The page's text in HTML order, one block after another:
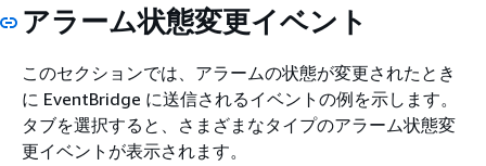
アラーム状態変更イベント
このセクションでは、アラームの状態が変更されたとき
に EventBridge に送信されるイベントの例を示します。
タブを選択すると、さまざまなタイプのアラーム状態変
更イベントが表示されます。